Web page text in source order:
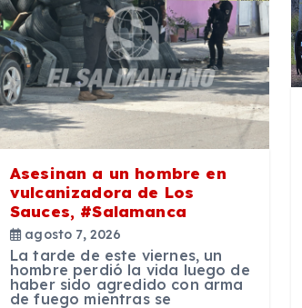
Asesinan a un hombre en
vulcanizadora de Los
Sauces, #Salamanca
agosto 7, 2026
La tarde de este viernes, un
hombre perdió la vida luego de
haber sido agredido con arma
de fuego mientras se